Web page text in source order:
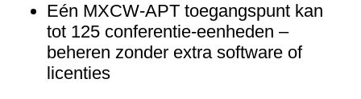
Eén MXCW-APT toegangspunt kan
tot 125 conferentie-eenheden –
beheren zonder extra software of
licenties